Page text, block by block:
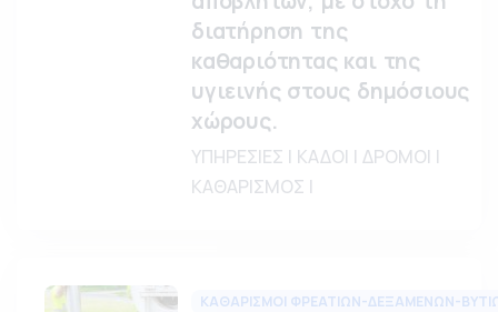
διατήρηση της
καθαριότητας και της
υγιεινής στους δημόσιους
χώρους.
ΥΠΗΡΕΣΙΕΣ | ΚΑΔΟΙ | ΔΡΟΜΟΙ |
ΚΑΘΑΡΙΣΜΟΣ |
ΚΑΘΑΡΙΣΜΟΙ ΦΡΕΑΤΙΩΝ-ΔΕΞΑΜΕΝΩΝ-